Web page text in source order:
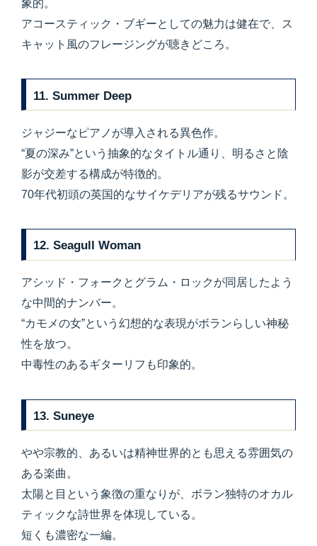
象的。
アコースティック・ブギーとしての魅力は健在で、ス
キャット風のフレージングが聴きどころ。
11. Summer Deep
ジャジーなピアノが導入される異色作。
“夏の深み”という抽象的なタイトル通り、明るさと陰
影が交差する構成が特徴的。
70年代初頭の英国的なサイケデリアが残るサウンド。
12. Seagull Woman
アシッド・フォークとグラム・ロックが同居したよう
な中間的ナンバー。
“カモメの女”という幻想的な表現がボランらしい神秘
性を放つ。
中毒性のあるギターリフも印象的。
13. Suneye
やや宗教的、あるいは精神世界的とも思える雰囲気の
ある楽曲。
太陽と目という象徴の重なりが、ボラン独特のオカル
ティックな詩世界を体現している。
短くも濃密な一編。